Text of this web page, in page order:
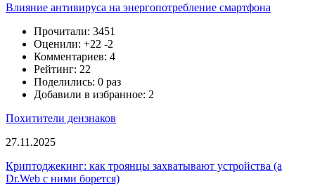
Влияние антивируса на энергопотребление смартфона
Прочитали: 3451
Оценили: +22 -2
Комментариев: 4
Рейтинг: 22
Поделились: 0 раз
Добавили в избранное: 2
Похитители дензнаков
27.11.2025
Криптоджекинг: как троянцы захватывают устройства (а
Dr.Web с ними борется)